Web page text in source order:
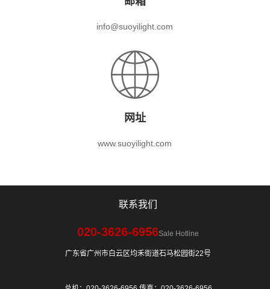
info@suoyilight.com
网址
www.suoyilight.com
联系我们
020-3626-6956Sale Hotline
广东省广州市白云区均禾街道石马松园街22号